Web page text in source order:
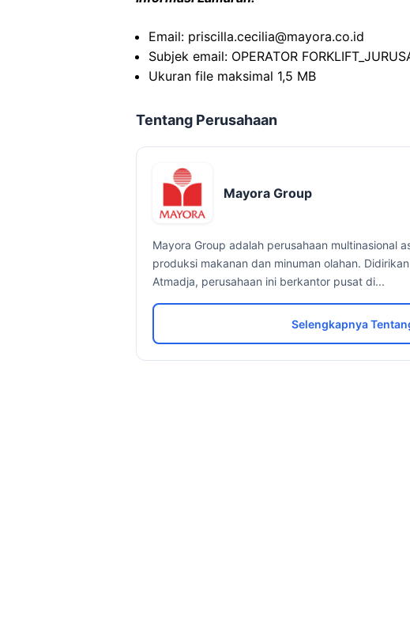
Email: priscilla.cecilia@mayora.co.id
Subjek email: OPERATOR
Ukuran file maksimal 1,5 MB
Tentang Perusahaan
Mayora Group
Mayora Group adalah perusahaan multinasional
produksi makanan dan minuman olahan.
Atmadja, perusahaan ini berkantor pusat di...
Selengkapnya